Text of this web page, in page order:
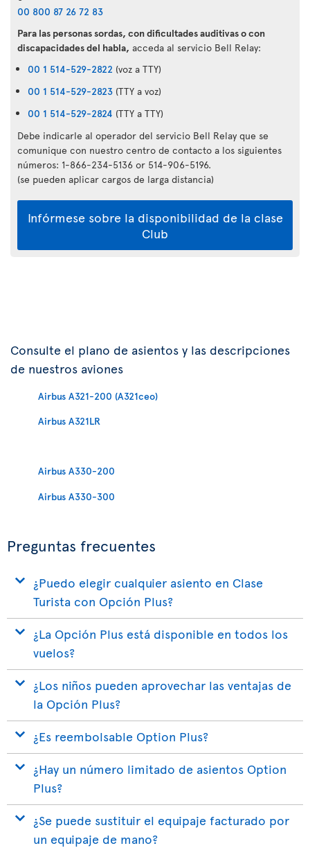
00 800 87 26 72 83
Para las personas sordas, con dificultades auditivas o con
discapacidades del habla, acceda al servicio Bell Relay:
00 1 514-529-2822 (voz a TTY)
00 1 514-529-2823 (TTY a voz)
00 1 514-529-2824 (TTY a TTY)
Debe indicarle al operador del servicio Bell Relay que se
comunique con nuestro centro de contacto a los siguientes
números: 1-866-234-5136 or 514-906-5196.
(se pueden aplicar cargos de larga distancia)
Infórmese sobre la disponibilidad de la clase
Club
Consulte el plano de asientos y las descripciones
de nuestros aviones
Airbus A321-200 (A321ceo)
Airbus A321LR
Airbus A330-200
Airbus A330-300
Preguntas frecuentes
¿Puedo elegir cualquier asiento en Clase
Turista con Opción Plus?
¿La Opción Plus está disponible en todos los
vuelos?
¿Los niños pueden aprovechar las ventajas de
la Opción Plus?
¿Es reembolsable Option Plus?
¿Hay un número limitado de asientos Option
Plus?
¿Se puede sustituir el equipaje facturado por
un equipaje de mano?